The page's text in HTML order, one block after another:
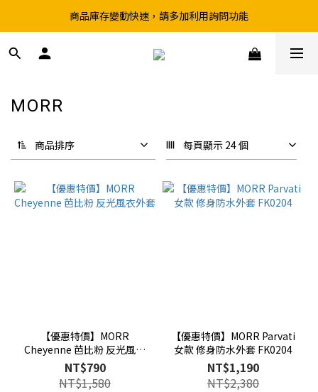
超取滿199、宅配滿490 享免運優惠
商品庫存變動快速，請多加利用詢問功能
前往實體店選購商品前，請先致電詢問庫存
MORR
商品排序 每頁顯示 24 個
【優惠特價】MORR
Cheyenne 芭比粉 反光風衣
外套
NT$790
NT$1,580
【優惠特價】MORR Parvati
女款 修身防水外套 FK0204
NT$1,190
NT$2,380